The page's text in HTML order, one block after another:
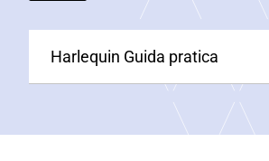
Harlequin Guida pratica